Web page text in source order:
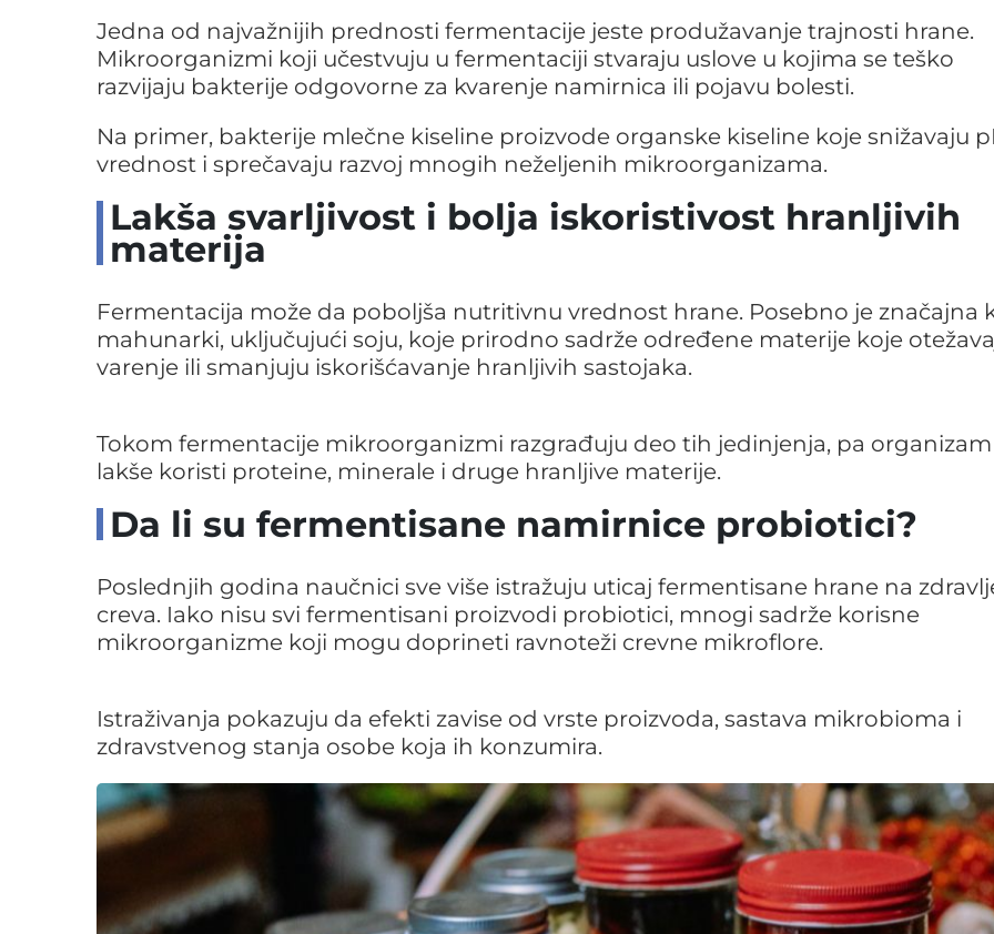
Jedna od najvažnijih prednosti fermentacije jeste produžavanje trajnosti hrane.
Mikroorganizmi koji učestvuju u fermentaciji stvaraju uslove u kojima se teško
razvijaju bakterije odgovorne za kvarenje namirnica ili pojavu bolesti.
Na primer, bakterije mlečne kiseline proizvode organske kiseline koje snižavaju
vrednost i sprečavaju razvoj mnogih neželjenih mikroorganizama.
Lakša svarljivost i bolja iskoristivost hranljivih
materija
Fermentacija može da poboljša nutritivnu vrednost hrane. Posebno je značajna
mahunarki, uključujući soju, koje prirodno sadrže određene materije koje
varenje ili smanjuju iskorišćavanje hranljivih sastojaka.
Tokom fermentacije mikroorganizmi razgrađuju deo tih jedinjenja, pa organizam
lakše koristi proteine, minerale i druge hranljive materije.
Da li su fermentisane namirnice probiotici?
Poslednjih godina naučnici sve više istražuju uticaj fermentisane hrane na
creva. Iako nisu svi fermentisani proizvodi probiotici, mnogi sadrže korisne
mikroorganizme koji mogu doprineti ravnoteži crevne mikroflore.
Istraživanja pokazuju da efekti zavise od vrste proizvoda, sastava mikrobioma i
zdravstvenog stanja osobe koja ih konzumira.